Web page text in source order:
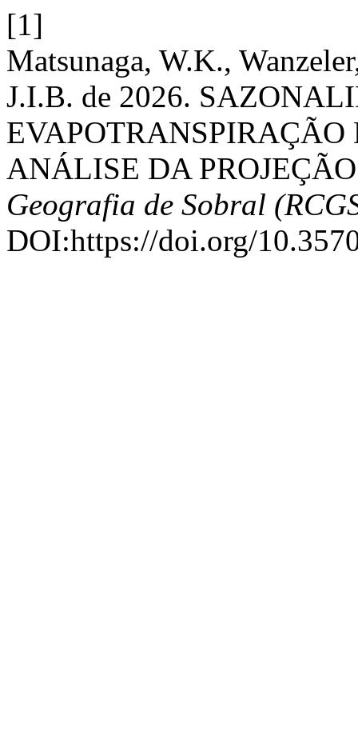
[1]
Matsunaga, W.K.,
J.I.B. de 2026.
ANÁLISE DA
Geografia de Sobral
DOI:https://doi.org/